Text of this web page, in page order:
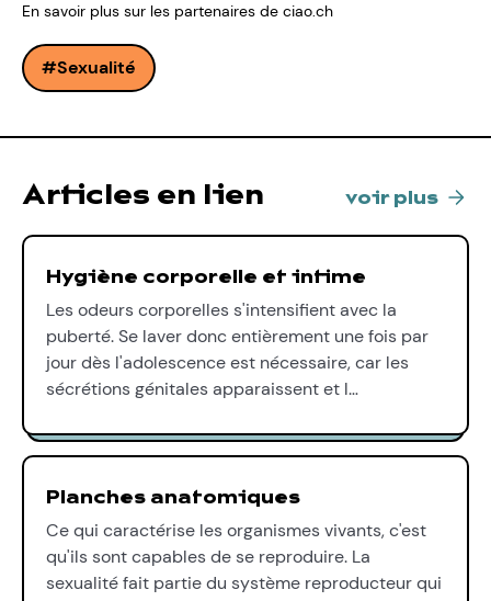
En savoir plus sur les partenaires de ciao.ch
Sexualité
Articles en lien voir plus
Hygiène corporelle et intime
Les odeurs corporelles s'intensifient avec la
puberté. Se laver donc entièrement une fois par
jour dès l'adolescence est nécessaire, car les
sécrétions génitales apparaissent et l…
Planches anatomiques
Ce qui caractérise les organismes vivants, c'est
qu'ils sont capables de se reproduire. La
sexualité fait partie du système reproducteur qui